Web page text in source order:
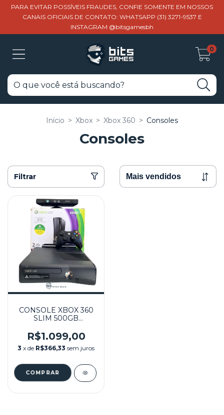
PARA EVITAR POSSÍVEIS FRAUDES, CONFIE SOMENTE EM NOSSOS
CANAIS OFICIAIS DE CONTATO: WHATSAPP (31) 3271-9537 E
INSTAGRAM @bitsgamesbh
0
Início > Xbox > Xbox 360 > Consoles
Consoles
Filtrar
CONSOLE XBOX 360
SLIM 500GB
RGH (136 JOGOS) NA
CAIXA SEMINOVO -
XBOX 360
R$1.099,00
3 x de R$366,33 sem juros